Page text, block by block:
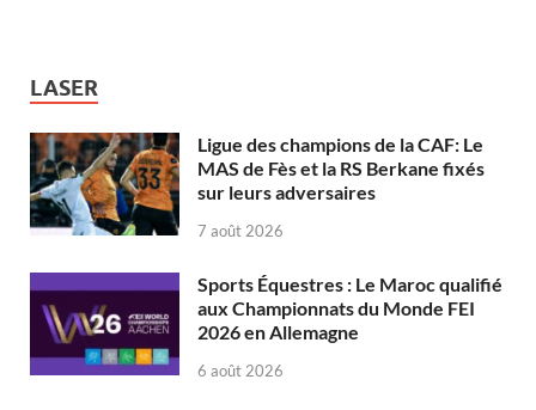
LASER
Ligue des champions de la CAF: Le
MAS de Fès et la RS Berkane fixés
sur leurs adversaires
7 août 2026
Sports Équestres : Le Maroc qualifié
aux Championnats du Monde FEI
2026 en Allemagne
6 août 2026